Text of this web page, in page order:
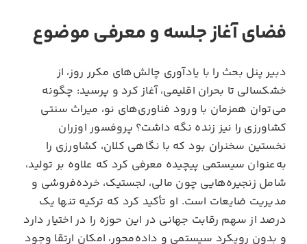
فضای آغاز جلسه و معرفی موضوع
دبیر پنل بحث را با یادآوری چالش‌های مکرر روز، از
خشکسالی تا بحران اقلیمی، آغاز کرد و پرسید: چگونه
می‌توان همزمان با ورود فناوری‌های نو، میراث سنتی
کشاورزی را نیز زنده نگه داشت؟ پروفسور اوزران
نخستین سخنران بود که با نگاهی کلان، کشاورزی را
به‌عنوان سیستمی پیچیده معرفی کرد که علاوه بر تولید،
شامل زنجیره‌هایی چون مالی، لجستیک، خرده‌فروشی و
مدیریت ضایعات است. او تأکید کرد که ترکیه تنها یک
درصد از سهم رقابت جهانی در این حوزه را در اختیار دارد
و بدون رویکرد سیستمی و داده‌محور، امکان ارتقا وجود